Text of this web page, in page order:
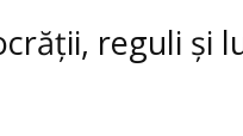
reguli și